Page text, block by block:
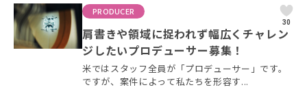
PRODUCER
30
肩書きや領域に捉われず幅広くチャレン
ジしたいプロデューサー募集！
米ではスタッフ全員が「プロデューサー」です。
ですが、案件によって私たちを形容す...